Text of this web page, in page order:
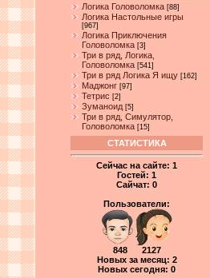
Логика Головоломка [88]
Логика Настольные игры
[967]
Логика Приключения
Головоломка [3]
Три в ряд, Логика,
Головоломка [541]
Три в ряд Логика Я ищу [162]
Маджонг [97]
Тетрис [2]
Зуманоид [5]
Три в ряд, Симулятор,
Головоломка [15]
СТАТИСТИКА
Сейчас на сайте: 1
Гостей: 1
Сайчат: 0
Пользователи:
848 2127
Новых за месяц: 2
Новых сегодня: 0